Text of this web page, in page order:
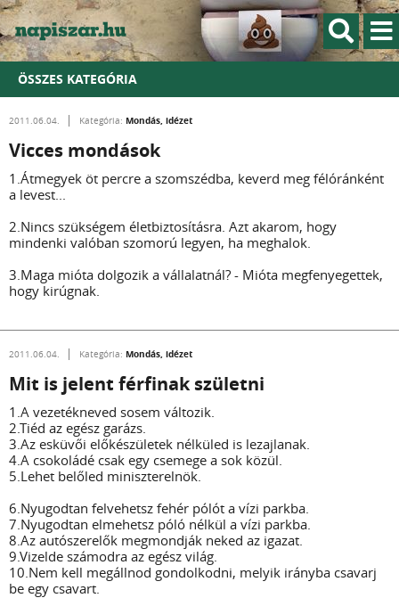
ÖSSZES KATEGÓRIA
2011.06.04. Kategória: Mondás, idézet
Vicces mondások
1.Átmegyek öt percre a szomszédba, keverd meg félóránként
a levest...
2.Nincs szükségem életbiztosításra. Azt akarom, hogy
mindenki valóban szomorú legyen, ha meghalok.
3.Maga mióta dolgozik a vállalatnál? - Mióta megfenyegettek,
hogy kirúgnak.
2011.06.04. Kategória: Mondás, idézet
Mit is jelent férfinak születni
1.A vezetékneved sosem változik.
2.Tiéd az egész garázs.
3.Az esküvői előkészületek nélküled is lezajlanak.
4.A csokoládé csak egy csemege a sok közül.
5.Lehet belőled miniszterelnök.
6.Nyugodtan felvehetsz fehér pólót a vízi parkba.
7.Nyugodtan elmehetsz póló nélkül a vízi parkba.
8.Az autószerelők megmondják neked az igazat.
9.Vizelde számodra az egész világ.
10.Nem kell megállnod gondolkodni, melyik irányba csavarj
be egy csavart.